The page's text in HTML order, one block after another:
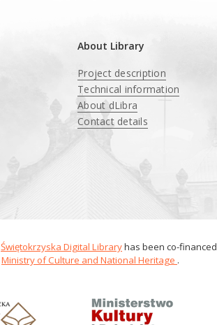
About Library
Project description
Technical information
About dLibra
Contact details
Świętokrzyska Digital Libraryhas been co-financed
Ministry of Culture and National Heritage .